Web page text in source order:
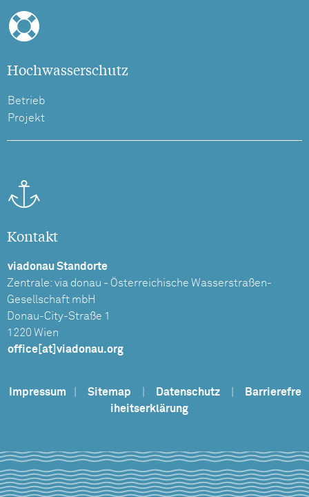
Hochwasserschutz
Betrieb
Projekt
Kontakt
viadonau Standorte
Zentrale: via donau - Österreichische Wasserstraßen-
Gesellschaft mbH
Donau-City-Straße 1
1220 Wien
office[at]viadonau.org
Impressum Sitemap Datenschutz
Barrierefre
iheitserklärung